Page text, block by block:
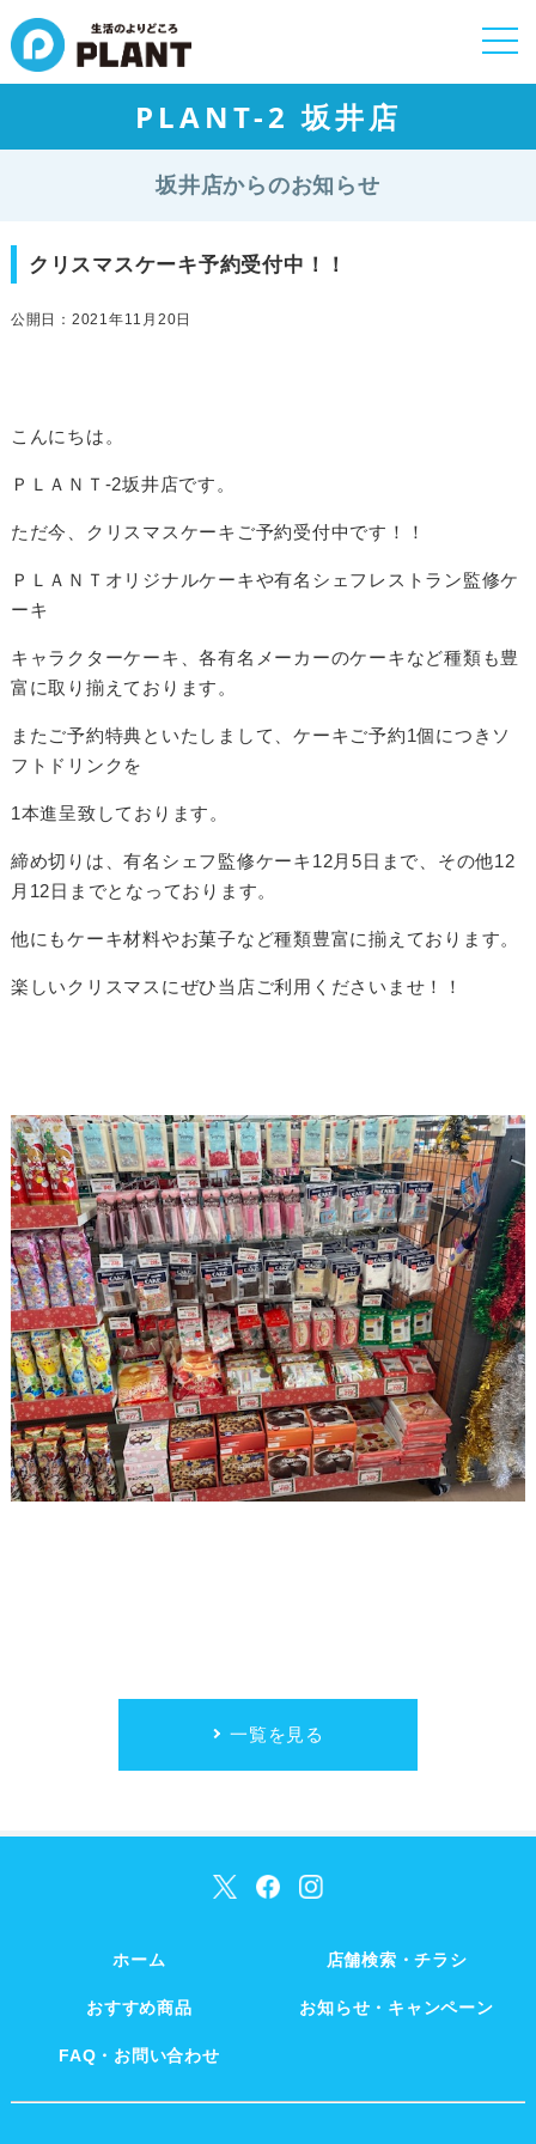
PLANT-2 坂井店
坂井店からのお知らせ
クリスマスケーキ予約受付中！！
公開日：2021年11月20日
こんにちは。
ＰＬＡＮＴ‐2坂井店です。
ただ今、クリスマスケーキご予約受付中です！！
ＰＬＡＮＴオリジナルケーキや有名シェフレストラン監修ケ
ーキ
キャラクターケーキ、各有名メーカーのケーキなど種類も豊
富に取り揃えております。
またご予約特典といたしまして、ケーキご予約1個につきソ
フトドリンクを
1本進呈致しております。
締め切りは、有名シェフ監修ケーキ12月5日まで、その他12
月12日までとなっております。
他にもケーキ材料やお菓子など種類豊富に揃えております。
楽しいクリスマスにぜひ当店ご利用くださいませ！！
一覧を見る
ホーム 店舗検索・チラシ
おすすめ商品 お知らせ・キャンペーン
FAQ・お問い合わせ